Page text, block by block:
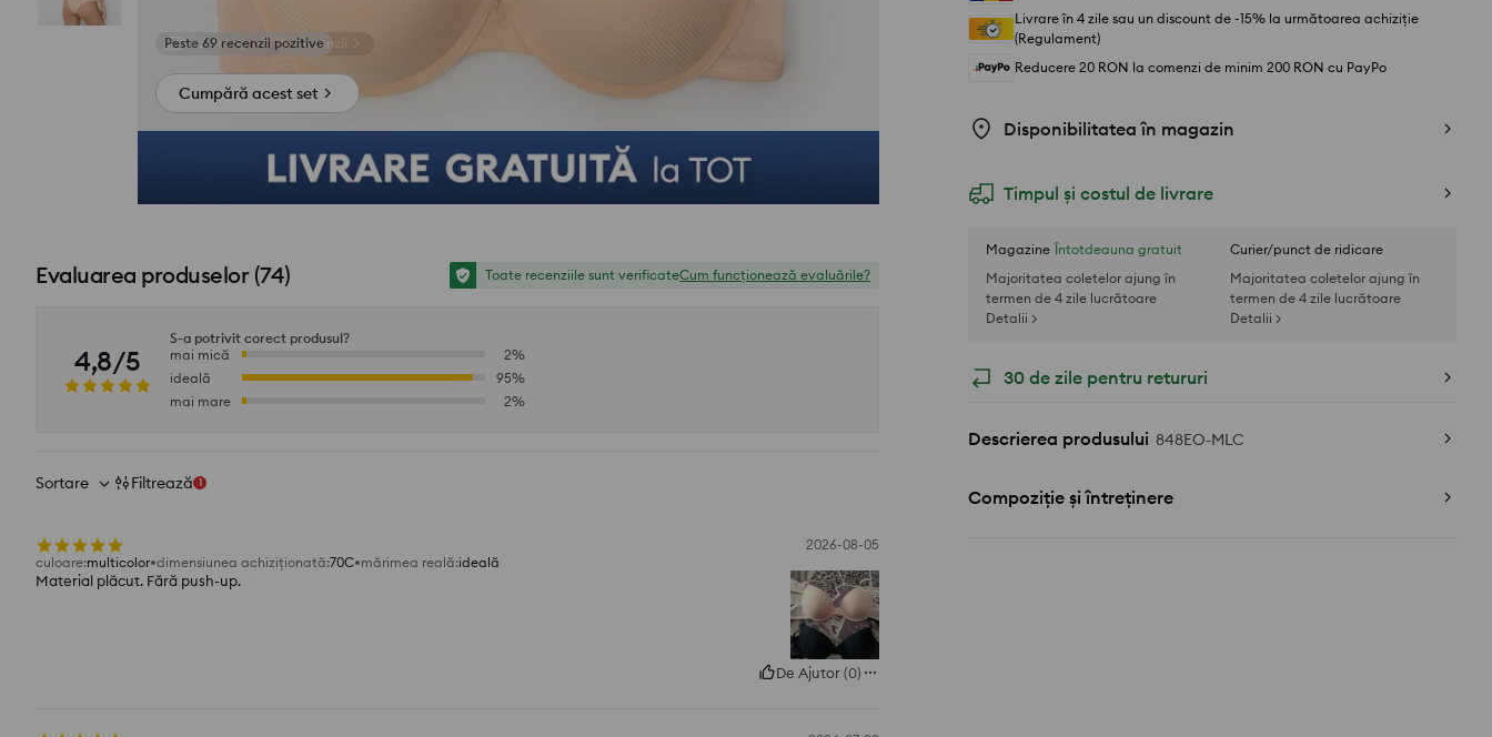
Livrare în 4 zile sau un discount de -15% la următoarea achiziție
(Regulament)
Reducere 20 RON la comenzi de minim 200 RON cu PayPo
Disponibilitatea în magazin
Timpul și costul de livrare
Magazine Întotdeauna gratuit
Majoritatea coletelor ajung în
termen de 4 zile lucrătoare
Detalii >
Curier/punct de ridicare
Majoritatea coletelor ajung în
termen de 4 zile lucrătoare
Detalii >
30 de zile pentru retururi
Descrierea produsului 848EO-MLC
Compoziție și întreținere
Vezi fotografii din recenzii
Cumpără acest set
Evaluarea produselor(74) Toate recenziile sunt verificateCum funcționează evaluările?
4,8/5
S-a potrivit corect produsul?
mai mică
2%
ideală
95%
mai mare
2%
Sortare Filtrează 1
2026-08-05
culoare:multicolor dimensiunea achiziționată:70C mărimea reală:ideală
Material plăcut. Fără push-up.
De Ajutor(0)